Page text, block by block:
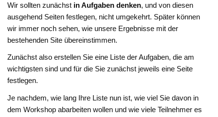
Wir sollten zunächst in Aufgaben denken, und von diesen
ausgehend Seiten festlegen, nicht umgekehrt. Später können
wir immer noch sehen, wie unsere Ergebnisse mit der
bestehenden Site übereinstimmen.
Zunächst also erstellen Sie eine Liste der Aufgaben, die am
wichtigsten sind und für die Sie zunächst jeweils eine Seite
festlegen.
Je nachdem, wie lang Ihre Liste nun ist, wie viel Sie davon in
dem Workshop abarbeiten wollen und wie viele Teilnehmer es